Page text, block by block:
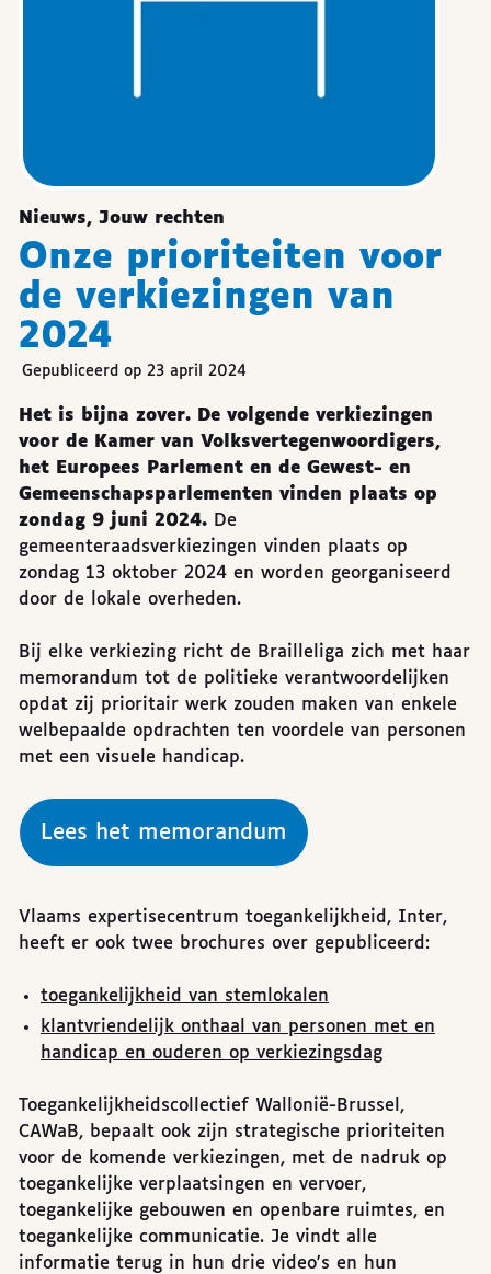
Nieuws, Jouw rechten
Onze prioriteiten voor
de verkiezingen van
2024
Gepubliceerd op 23 april 2024
Het is bijna zover. De volgende verkiezingen
voor de Kamer van Volksvertegenwoordigers,
het Europees Parlement en de Gewest- en
Gemeenschapsparlementen vinden plaats op
zondag 9 juni 2024. De
gemeenteraadsverkiezingen vinden plaats op
zondag 13 oktober 2024 en worden georganiseerd
door de lokale overheden.
Bij elke verkiezing richt de Brailleliga zich met haar
memorandum tot de politieke verantwoordelijken
opdat zij prioritair werk zouden maken van enkele
welbepaalde opdrachten ten voordele van personen
met een visuele handicap.
Lees het memorandum
Vlaams expertisecentrum toegankelijkheid, Inter,
heeft er ook twee brochures over gepubliceerd:
toegankelijkheid van stemlokalen
klantvriendelijk onthaal van personen met en
handicap en ouderen op verkiezingsdag
Toegankelijkheidscollectief Wallonië-Brussel,
CAWaB, bepaalt ook zijn strategische prioriteiten
voor de komende verkiezingen, met de nadruk op
toegankelijke verplaatsingen en vervoer,
toegankelijke gebouwen en openbare ruimtes, en
toegankelijke communicatie. Je vindt alle
informatie terug in hun drie video's en hun